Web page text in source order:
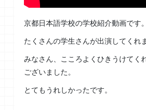
京都日本語学校の学校紹介動画です。
たくさんの学生さんが出演してくれ
みなさん、こころよくひきうけてく
ございました。
とてもうれしかったです。